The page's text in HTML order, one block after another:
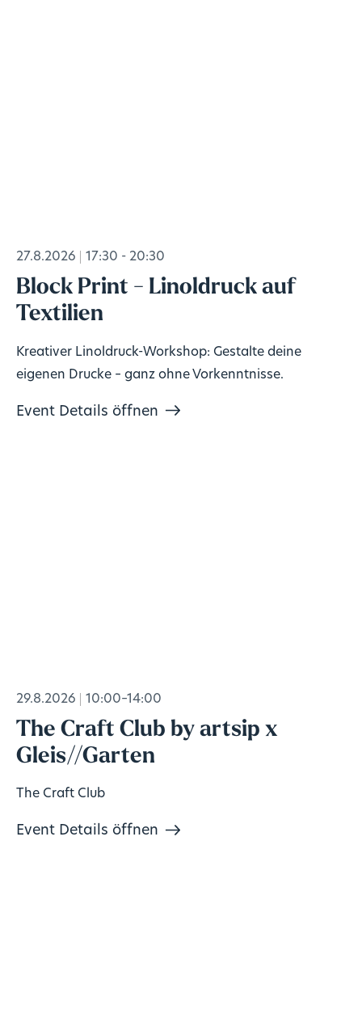
27.8.2026 17:30 - 20:30
Block Print - Linoldruck auf
Textilien
Kreativer Linoldruck-Workshop: Gestalte deine
eigenen Drucke – ganz ohne Vorkenntnisse.
Event Details öffnen
29.8.2026 10:00–14:00
The Craft Club by artsip x
Gleis//Garten
The Craft Club
Event Details öffnen